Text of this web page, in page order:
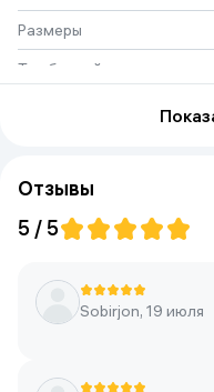
Размеры
Тип бассейна
Отзывы
5 / 5
Sobirjon, 19 июля